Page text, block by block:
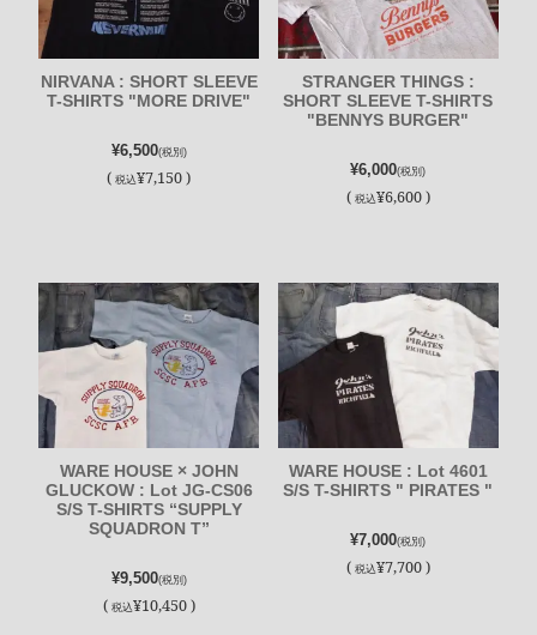
NIRVANA : SHORT SLEEVE
T-SHIRTS "MORE DRIVE"
¥6,500(税別)
(税込¥7,150 )
STRANGER THINGS :
SHORT SLEEVE T-SHIRTS
"BENNYS BURGER"
¥6,000(税別)
( 税込¥6,600 )
WARE HOUSE × JOHN
GLUCKOW : Lot JG-CS06
S/S T-SHIRTS “SUPPLY
SQUADRON T”
¥9,500(税別)
( 税込¥10,450 )
WARE HOUSE : Lot 4601
S/S T-SHIRTS " PIRATES "
¥7,000(税別)
( 税込¥7,700 )